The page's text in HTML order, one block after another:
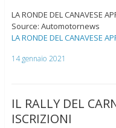
LA RONDE DEL CANAVESE
Source: Automotornews
LA RONDE DEL CANAVESE
14 gennaio 2021
IL RALLY DEL
ISCRIZIONI